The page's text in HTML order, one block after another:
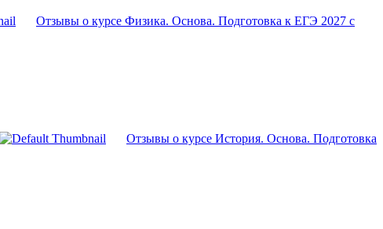
Отзывы о курсе Физика. Основа. Подготовка к ЕГЭ 2027 с
Отзывы о курсе История. Основа. Подготовка